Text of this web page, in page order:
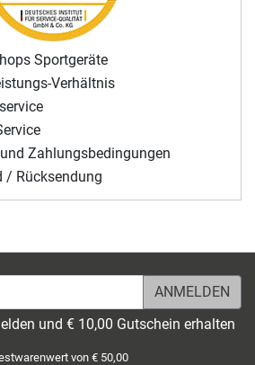
Sportgeräte
Verhältnis
Zahlungsbedingungen
/ Rücksendung
und € 10,00 Gutschein erhalten
von € 50,00